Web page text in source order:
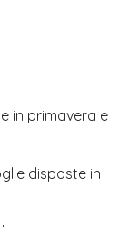
in primavera e
disposte in